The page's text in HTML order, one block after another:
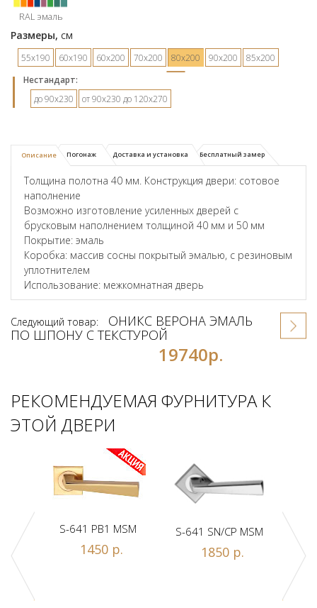
RAL эмаль
Размеры, см
55х190 60х190 60х200 70х200 80х200 90х200
85х200
Hестандарт:
до 90х230
от 90х230 до 120х270
Описание Погонаж Доставка и установка Бесплатный замер
Толщина полотна 40 мм. Конструкция двери: сотовое
наполнение
Возможно изготовление усиленных дверей с
брусковым наполнением толщиной 40 мм и 50 мм
Покрытие: эмаль
Коробка: массив сосны покрытый эмалью, с резиновым
уплотнителем
Использование: межкомнатная дверь
Следующий товар:
ОНИКС ВЕРОНА ЭМАЛЬ
ПО ШПОНУ С ТЕКСТУРОЙ
19740р.
РЕКОМЕНДУЕМАЯ ФУРНИТУРА К
ЭТОЙ ДВЕРИ
A
S-641 PB1 MSM
1450 р.
S-641 SN/CP MSM
1850 р.